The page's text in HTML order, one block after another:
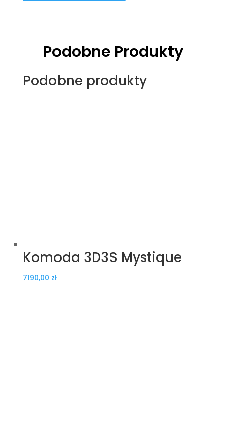
Podobne Produkty
Podobne produkty
Komoda 3D3S Mystique
7190,00 zł